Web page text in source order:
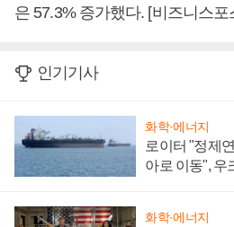
은 57.3% 증가했다. [비즈니스
인기기사
화학·에너지
로이터 "정제
아로 이동", 우
화학·에너지